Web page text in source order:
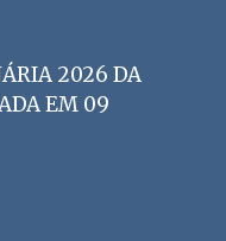
2026 DA
EM 09